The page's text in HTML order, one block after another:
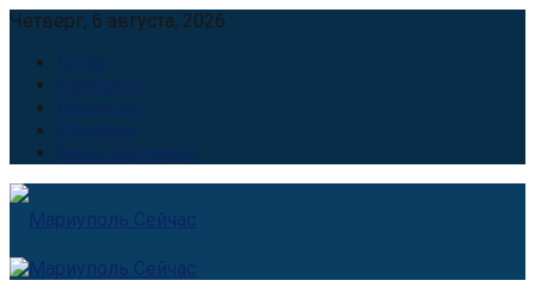
Четверг, 6 августа, 2026
О нас
Контакты
Вакансии
Реклама
Наши партнёры